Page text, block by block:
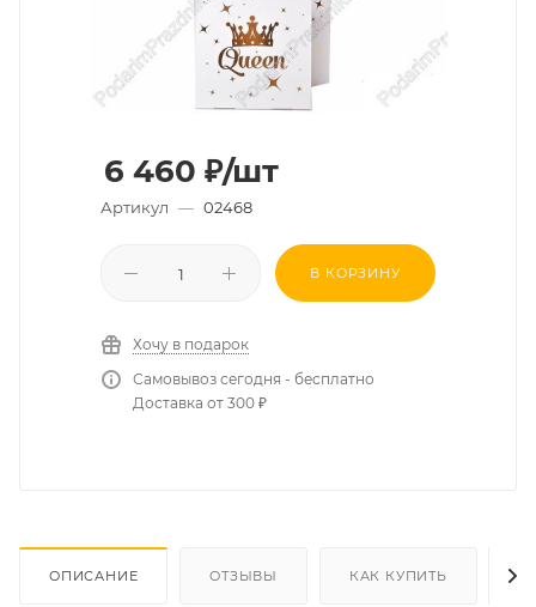
6 460 ₽/шт
Артикул — 02468
В КОРЗИНУ
Хочу в подарок
Самовывоз сегодня - бесплатно
Доставка от 300 ₽
ОПИСАНИЕ ОТЗЫВЫ КАК КУПИТЬ